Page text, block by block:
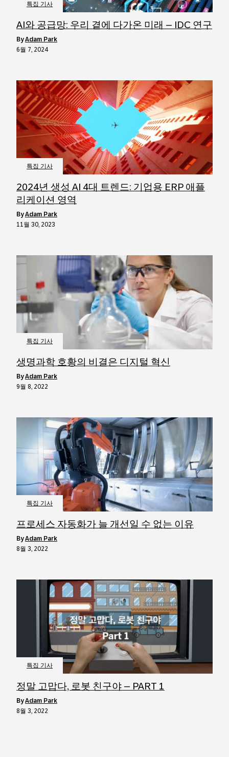
특집 기사
AI와 공급망: 우리 곁에 다가온 미래 – IDC 연구
byAdam Park
6월 7, 2024
특집 기사
2024년 생성 AI 4대 트렌드: 기업용 ERP 애플
리케이션 영역
byAdam Park
11월 30, 2023
특집 기사
생명과학 호황의 비결은 디지털 혁신
byAdam Park
9월 8, 2022
특집 기사
프로세스 자동화가 늘 개선일 수 없는 이유
byAdam Park
8월 3, 2022
특집 기사
정말 고맙다, 로봇 친구야 – PART 1
byAdam Park
8월 3, 2022